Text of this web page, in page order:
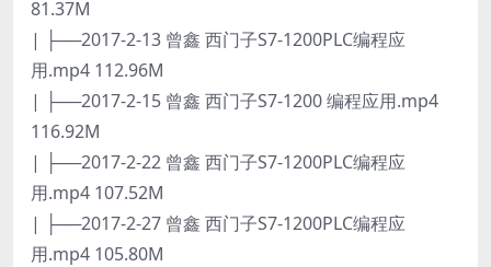
81.37M
| ├──2017-2-13 曾鑫 西门子S7-1200PLC编程应
用.mp4 112.96M
| ├──2017-2-15 曾鑫 西门子S7-1200 编程应用.mp4
116.92M
| ├──2017-2-22 曾鑫 西门子S7-1200PLC编程应
用.mp4 107.52M
| ├──2017-2-27 曾鑫 西门子S7-1200PLC编程应
用.mp4 105.80M